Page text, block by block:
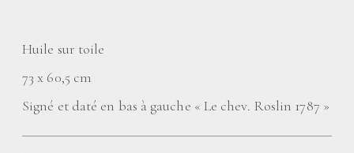
Huile sur toile
73 x 60,5 cm
Signé et daté en bas à gauche « Le chev. Roslin 1787 »